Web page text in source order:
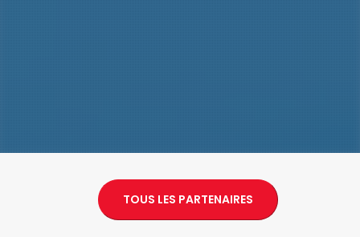
TOUS LES PARTENAIRES